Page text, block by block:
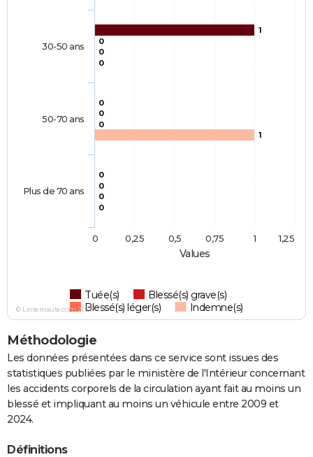
Values
1
0
0
0
0
0
0
0
0
0
1
0
Tuée(s)
Blessé(s) grave(s)
Blessé(s) léger(s)
Indemne(s)
30-50 ans
50-70 ans
Plus de 70 ans
0 1
0,25 0,5 0,75 1,25
© Linternaute.com 2026
Méthodologie
Les données présentées dans ce service sont issues des
statistiques publiées par le ministère de l'Intérieur concernant
les accidents corporels de la circulation ayant fait au moins un
blessé et impliquant au moins un véhicule entre 2009 et
2024.
Définitions